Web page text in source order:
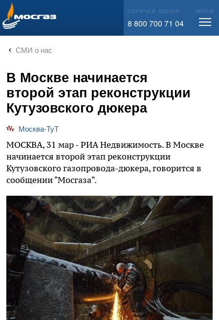
info@mos-gaz.ru ГОРЯЧАЯ ЛИНИЯ
8 800 700 71 04
МЕНЮ
СМИ о нас
В Москве начинается
второй этап реконструкции
Кутузовского дюкера
Москва-ТуТ
МОСКВА, 31 мар - РИА Недвижимость. В Москве
начинается второй этап реконструкции
Кутузовского газопровода-дюкера, говорится в
сообщении "Мосгаза".